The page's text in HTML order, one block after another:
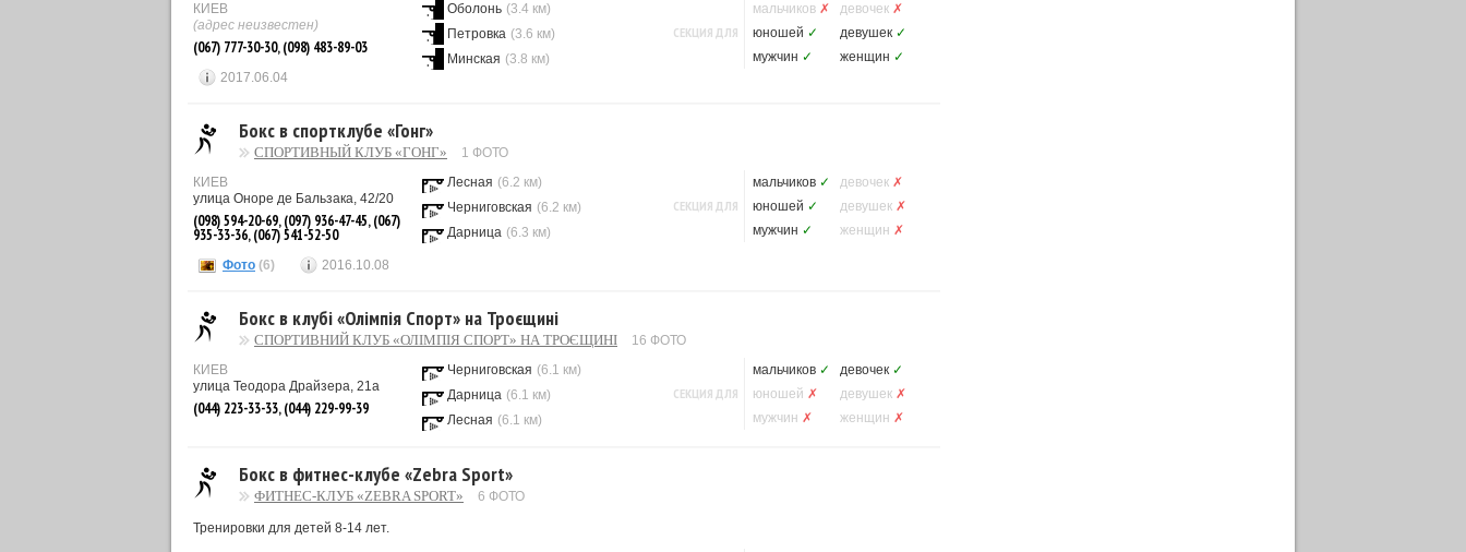
КИЕВ
(адрес неизвестен)
(067) 777-30-30, (098) 483-89-03
Оболонь (3.4 км)
Петровка (3.6 км)
Минская (3.8 км)
СЕКЦИЯ ДЛЯ
мальчиков ✗ девочек ✗
юношей ✓ девушек ✓
мужчин ✓ женщин ✓
2017.06.04
Бокс в спортклубе «Гонг»
СПОРТИВНЫЙ КЛУБ «ГОНГ»
1 ФОТО
КИЕВ
улица Оноре де Бальзака, 42/20
(098) 594-20-69, (097) 936-47-45, (067)
935-33-36, (067) 541-52-50
Лесная (6.2 км)
Черниговская (6.2 км)
Дарница (6.3 км)
СЕКЦИЯ ДЛЯ
мальчиков ✓ девочек ✗
юношей ✓ девушек ✗
мужчин ✓ женщин ✗
Фото (6) 2016.10.08
Бокс в клубі «Олімпія Спорт» на Троєщині
СПОРТИВНИЙ КЛУБ «ОЛІМПІЯ СПОРТ» НА ТРОЄЩИНІ
16 ФОТО
КИЕВ
улица Теодора Драйзера, 21а
(044) 223-33-33, (044) 229-99-39
Черниговская (6.1 км)
Дарница (6.1 км)
Лесная (6.1 км)
СЕКЦИЯ ДЛЯ
мальчиков ✓ девочек ✓
юношей ✗ девушек ✗
мужчин ✗ женщин ✗
Бокс в фитнес-клубе «Zebra Sport»
ФИТНЕС-КЛУБ «ZEBRA SPORT» 6 ФОТО
Тренировки для детей 8-14 лет.